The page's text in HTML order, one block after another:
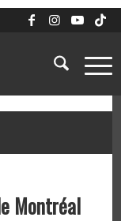
Montréal